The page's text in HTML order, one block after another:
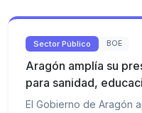
Sector Público BOE
Aragón amplía su
para sanidad,
El Gobierno de Aragón